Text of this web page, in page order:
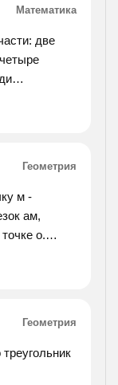
Математика
две
три
Геометрия
м -
ам,
о.
Геометрия